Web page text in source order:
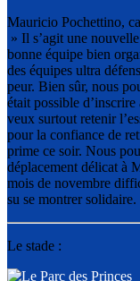
Mauricio Pochettino,
» Il s’agit une
bonne équipe bien
des équipes ultra
peur. Bien sûr, nous
était possible
veux surtout retenir
pour la confiance de
prime ce soir. Nous
déplacement délicat à
mois de novembre
su se montrer
Le stade :